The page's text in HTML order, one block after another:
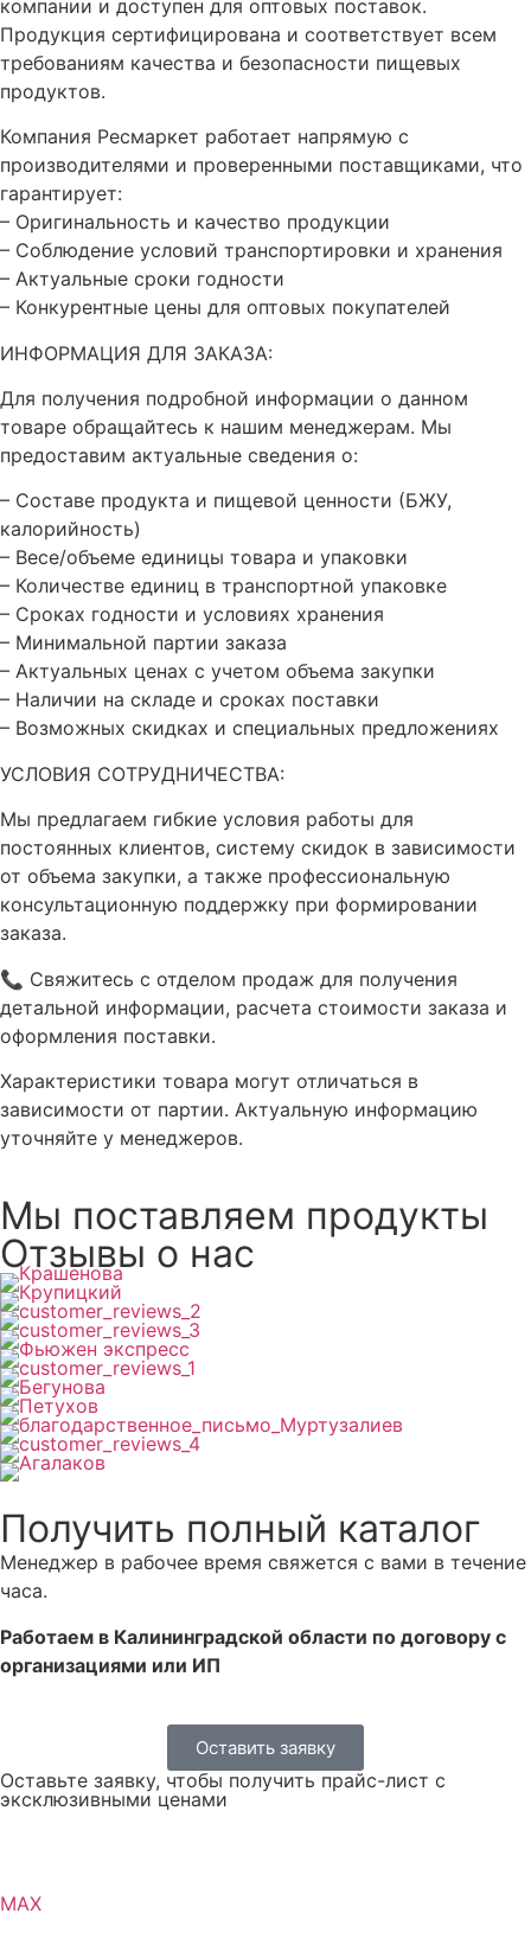
компании и доступен для оптовых поставок.
Продукция сертифицирована и соответствует всем
требованиям качества и безопасности пищевых
продуктов.
Компания Ресмаркет работает напрямую с
производителями и проверенными поставщиками, что
гарантирует:
– Оригинальность и качество продукции
– Соблюдение условий транспортировки и хранения
– Актуальные сроки годности
– Конкурентные цены для оптовых покупателей
ИНФОРМАЦИЯ ДЛЯ ЗАКАЗА:
Для получения подробной информации о данном
товаре обращайтесь к нашим менеджерам. Мы
предоставим актуальные сведения о:
– Составе продукта и пищевой ценности (БЖУ,
калорийность)
– Весе/объеме единицы товара и упаковки
– Количестве единиц в транспортной упаковке
– Сроках годности и условиях хранения
– Минимальной партии заказа
– Актуальных ценах с учетом объема закупки
– Наличии на складе и сроках поставки
– Возможных скидках и специальных предложениях
УСЛОВИЯ СОТРУДНИЧЕСТВА:
Мы предлагаем гибкие условия работы для
постоянных клиентов, систему скидок в зависимости
от объема закупки, а также профессиональную
консультационную поддержку при формировании
заказа.
📞 Свяжитесь с отделом продаж для получения
детальной информации, расчета стоимости заказа и
оформления поставки.
Характеристики товара могут отличаться в
зависимости от партии. Актуальную информацию
уточняйте у менеджеров.
Мы поставляем продукты
Отзывы о нас
Получить полный каталог
Менеджер в рабочее время свяжется с вами в течение
часа.
Работаем в Калининградской области по договору с
организациями или ИП
Оставить заявку
Оставьте заявку, чтобы получить прайс-лист с
эксклюзивными ценами
MAX